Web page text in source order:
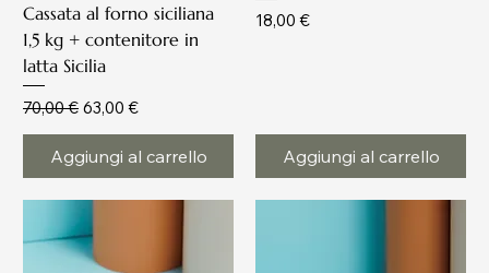
Cassata al forno siciliana
1,5 kg + contenitore in
latta Sicilia
Prezzo regolare
70,00 € Prezzo scontato
63,00 €
Aggiungi al carrello
Prezzo
18,00 €
Aggiungi al carrello